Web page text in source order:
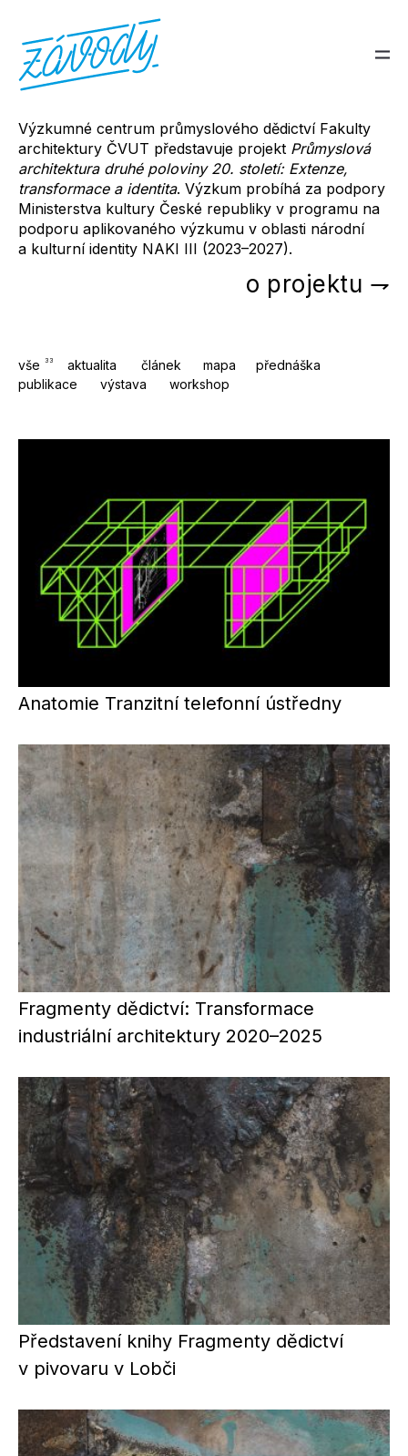
Výzkumné centrum průmyslového dědictví Fakulty
architektury ČVUT představuje projekt Průmyslová
architektura druhé poloviny 20. století: Extenze,
transformace a identita. Výzkum probíhá za podpory
Ministerstva kultury České republiky v programu na
podporu aplikovaného výzkumu v oblasti národní
a kulturní identity NAKI III (2023–2027).
o projektu ⇁
vše 33 aktualita článek mapa
přednáška
publikace
výstava workshop
Anatomie Tranzitní telefonní ústředny
Fragmenty dědictví: Transformace
industriální architektury 2020–2025
Představení knihy Fragmenty dědictví
v pivovaru v Lobči